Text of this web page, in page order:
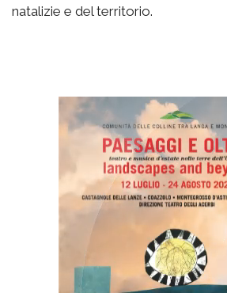
natalizie e del territorio.